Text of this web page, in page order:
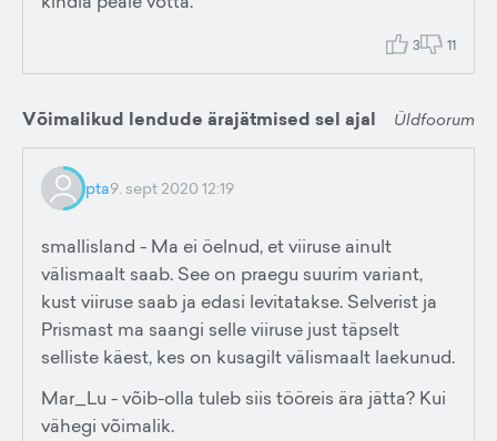
3 11
Võimalikud lendude ärajätmised sel ajal Üldfoorum
pta9. sept 2020 12:19
smallisland - Ma ei öelnud, et viiruse ainult
välismaalt saab. See on praegu suurim variant,
kust viiruse saab ja edasi levitatakse. Selverist ja
Prismast ma saangi selle viiruse just täpselt
selliste käest, kes on kusagilt välismaalt laekunud.
Mar_Lu - võib-olla tuleb siis tööreis ära jätta? Kui
vähegi võimalik.